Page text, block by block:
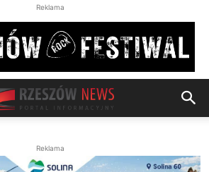
Reklama
Reklama